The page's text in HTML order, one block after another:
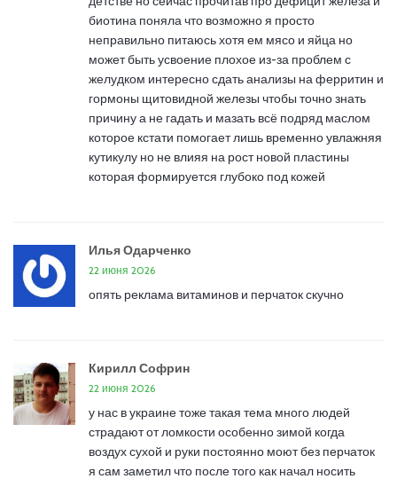
биотина поняла что возможно я просто
неправильно питаюсь хотя ем мясо и яйца но
может быть усвоение плохое из-за проблем с
желудком интересно сдать анализы на ферритин и
гормоны щитовидной железы чтобы точно знать
причину а не гадать и мазать всё подряд маслом
которое кстати помогает лишь временно увлажняя
кутикулу но не влияя на рост новой пластины
которая формируется глубоко под кожей
Илья Одарченко
22 июня 2026
опять реклама витаминов и перчаток скучно
Кирилл Софрин
22 июня 2026
у нас в украине тоже такая тема много людей
страдают от ломкости особенно зимой когда
воздух сухой и руки постоянно моют без перчаток
я сам заметил что после того как начал носить